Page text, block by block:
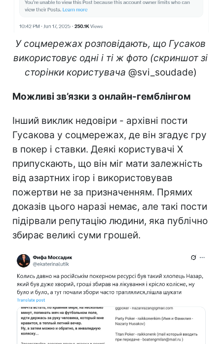
У соцмережах розповідають, що Гусаков
використовує одні і ті ж фото (скриншот зі
сторінки користувача @svi_soudade)
Можливі зв’язки з онлайн-гемблінгом
Інший виклик недовіри - архівні пости
Гусакова у соцмережах, де він згадує гру
в покер і ставки. Деякі користувачі X
припускають, що він міг мати залежність
від азартних ігор і використовував
пожертви не за призначенням. Прямих
доказів цього наразі немає, але такі пости
підірвали репутацію людини, яка публічно
збирає великі суми грошей.